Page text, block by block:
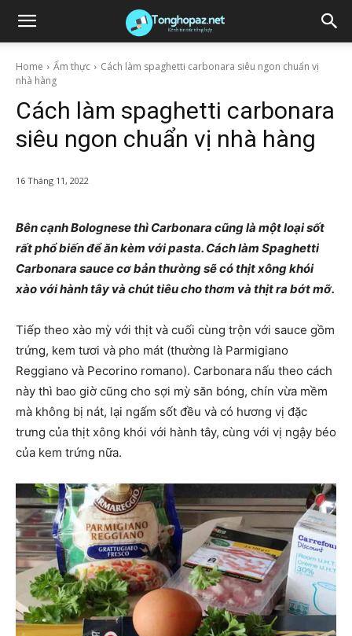
Home Ẩm thực
Cách làm spaghetti carbonara siêu ngon chuẩn vị
nhà hàng
Cách làm spaghetti carbonara
siêu ngon chuẩn vị nhà hàng
16 Tháng 11, 2022
Bên cạnh Bolognese thì Carbonara cũng là một loại sốt
rất phổ biến để ăn kèm với pasta. Cách làm Spaghetti
Carbonara sauce cơ bản thường sẽ có thịt xông khói
xào với hành tây và chút tiêu cho thơm và thịt ra bớt mỡ.
Tiếp theo xào mỳ với thịt và cuối cùng trộn với sauce gồm
trứng, kem tươi và pho mát (thường là Parmigiano
Reggiano và Pecorino romano). Carbonara nấu theo cách
này thì bao giờ cũng cho sợi mỳ săn bóng, chín vừa mềm
mà không bị nát, lại ngấm sốt đều và có hương vị đặc
trưng của thịt xông khói với hành tây, cùng với vị ngậy béo
của kem trứng nữa.